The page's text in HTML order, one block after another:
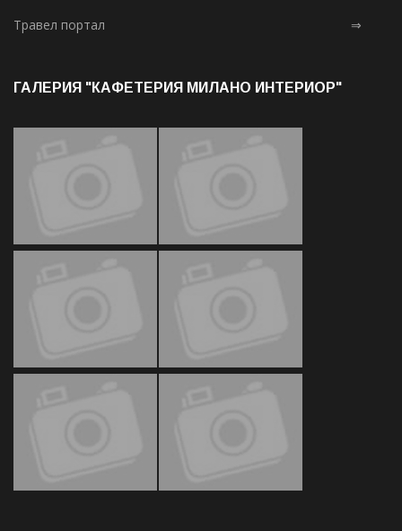
Травел портал ⇒
ГАЛЕРИЯ "КАФЕТЕРИЯ МИЛАНО ИНТЕРИОР"